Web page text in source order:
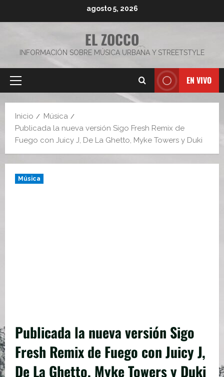
agosto 5, 2026
EL ZOCCO
INFORMACIÓN SOBRE MÚSICA URBANA Y STREETSTYLE
Menú
EN VIVO
Inicio
Música
Publicada la nueva versión Sigo Fresh Remix de
Fuego con Juicy J, De La Ghetto, Myke Towers y Duki
Música
Publicada la nueva versión Sigo
Fresh Remix de Fuego con Juicy J,
De La Ghetto, Myke Towers y Duki